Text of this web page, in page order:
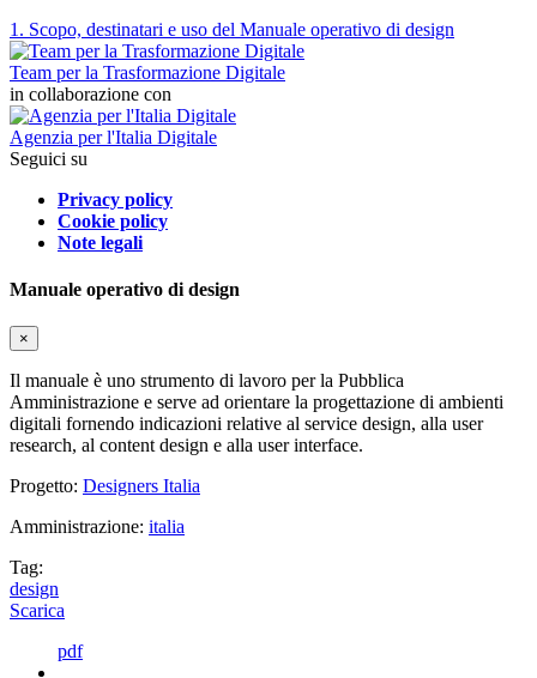
1. Scopo, destinatari e uso del Manuale operativo di design
Team per la Trasformazione Digitale
in collaborazione con
Agenzia per l'Italia Digitale
Seguici su
Privacy policy
Cookie policy
Note legali
Manuale operativo di design
×
Il manuale è uno strumento di lavoro per la Pubblica
Amministrazione e serve ad orientare la progettazione di ambienti
digitali fornendo indicazioni relative al service design, alla user
research, al content design e alla user interface.
Progetto: Designers Italia
Amministrazione: italia
Tag:
design
Scarica
pdf